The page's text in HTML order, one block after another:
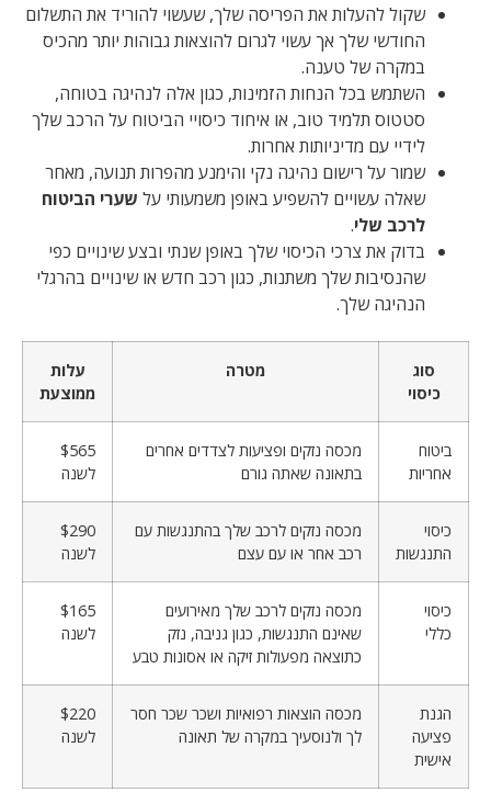
שקול להעלות את הפריסה שלך, שעשוי להוריד את התשלום
החודשי שלך אך עשוי לגרום להוצאות גבוהות יותר מהכיס
במקרה של טענה.
השתמש בכל הנחות הזמינות, כגון אלה לנהיגה בטוחה,
סטטוס תלמיד טוב, או איחוד כיסויי הביטוח על הרכב שלך
לידיי עם מדיניותות אחרות.
שמור על רישום נהיגה נקי והימנע מהפרות תנועה, מאחר
שאלה עשויים להשפיע באופן משמעותי על שערי הביטוח
לרכב שלי.
בדוק את צרכי הכיסוי שלך באופן שנתי ובצע שינויים כפי
שהנסיבות שלך משתנות, כגון רכב חדש או שינויים בהרגלי
הנהיגה שלך.
סוג
כיסוי
מטרה
עלות
ממוצעת
ביטוח
אחריות
מכסה נזקים ופציעות לצדדים אחרים
בתאונה שאתה גורם
$565
לשנה
כיסוי
התנגשות
מכסה נזקים לרכב שלך בהתנגשות עם
רכב אחר או עם עצם
$290
לשנה
כיסוי
כללי
מכסה נזקים לרכב שלך מאירועים
שאינם התנגשות, כגון גניבה, נזק
כתוצאה מפעולות זיקה או אסונות טבע
$165
לשנה
הגנת
פציעה
אישית
מכסה הוצאות רפואיות ושכר שכר חסר
לך ולנוסעיך במקרה של תאונה
$220
לשנה